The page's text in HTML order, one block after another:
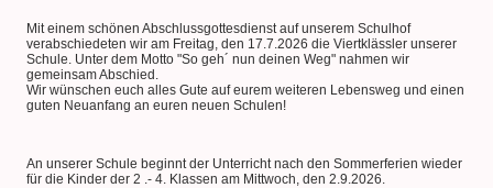
Mit einem schönen Abschlussgottesdienst auf unserem Schulhof
verabschiedeten wir am Freitag, den 17.7.2026 die Viertklässler unserer
Schule. Unter dem Motto "So geh´ nun deinen Weg" nahmen wir
gemeinsam Abschied.
Wir wünschen euch alles Gute auf eurem weiteren Lebensweg und einen
guten Neuanfang an euren neuen Schulen!
An unserer Schule beginnt der Unterricht nach den Sommerferien wieder
für die Kinder der 2 .- 4. Klassen am Mittwoch, den 2.9.2026.